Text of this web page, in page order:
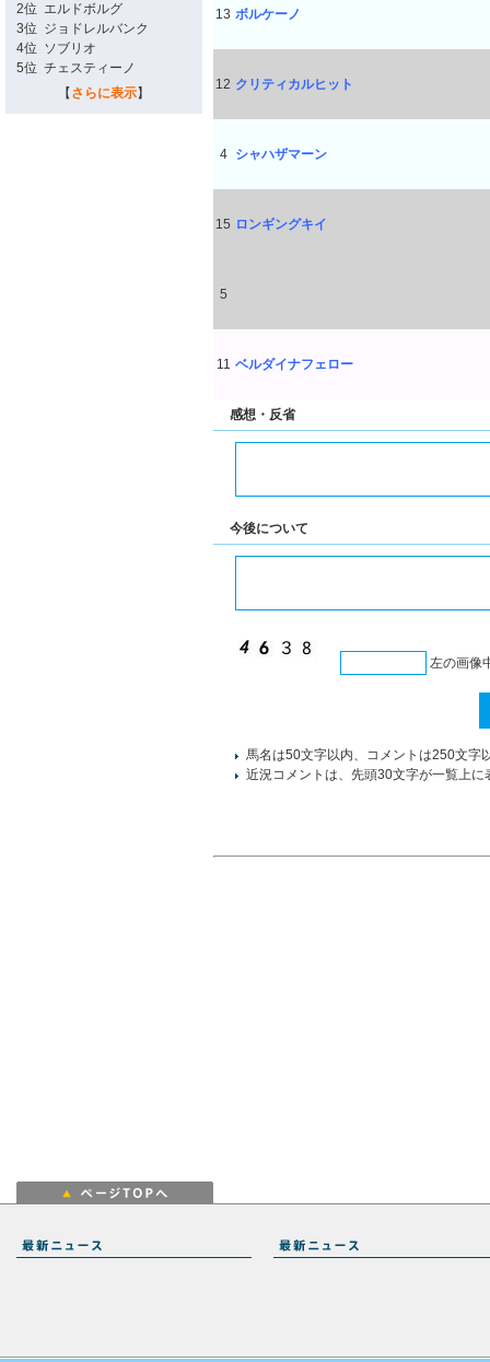
2位 エルドボルグ
3位 ジョドレルバンク
4位 ソブリオ
5位 チェスティーノ
【 さらに表示】
13 ボルケーノ
12 クリティカルヒット
4 シャハザマーン
15 ロンギングキイ
5
11 ベルダイナフェロー
感想・反省
今後について
左の画像
馬名は50文字以内、コメントは250文字
近況コメントは、先頭30文字が一覧上に